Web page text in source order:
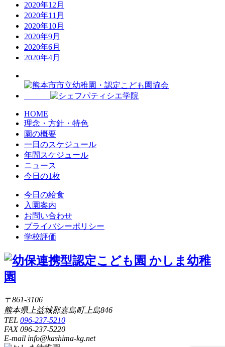
2020年12月
2020年11月
2020年10月
2020年9月
2020年6月
2020年4月
HOME
理念・方針・特色
園の概要
一日のスケジュール
年間スケジュール
ニュース
今日の1枚
今日の給食
入園案内
お問い合わせ
プライバシーポリシー
学校評価
〒861-3106
熊本県上益城郡嘉島町上島846
TEL 096-237-5210
FAX 096-237-5220
E-mail info@kashima-kg.net